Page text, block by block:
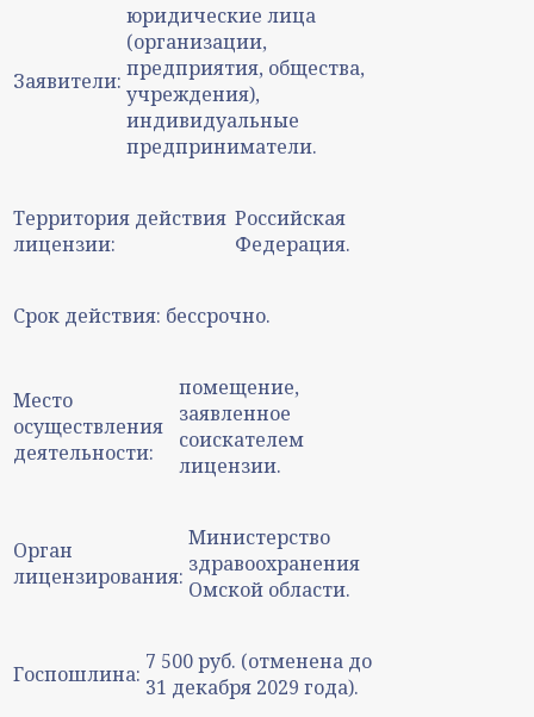
Заявители:
юридические лица
(организации,
предприятия, общества,
учреждения),
индивидуальные
предприниматели.
Территория действия
лицензии:
Российская
Федерация.
Срок действия: бессрочно.
Место
осуществления
деятельности:
помещение,
заявленное
соискателем
лицензии.
Орган
лицензирования:
Министерство
здравоохранения
Омской области.
Госпошлина: 7 500 руб. (отменена до
31 декабря 2029 года).